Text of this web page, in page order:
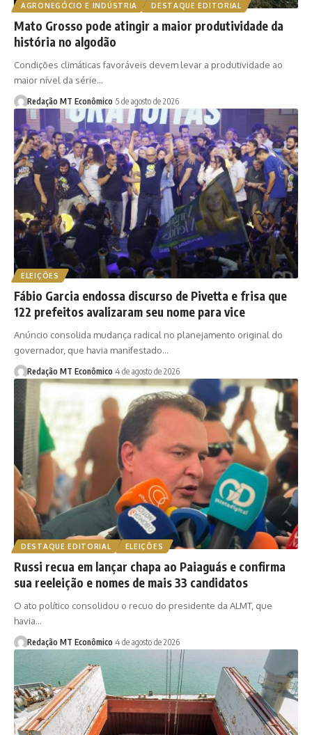
AGRONEGÓCIO E INDÚSTRIA DESTAQUE EDITORIAL
Mato Grosso pode atingir a maior produtividade da
história no algodão
Condições climáticas favoráveis devem levar a produtividade ao
maior nível da série…
Redação MT Econômico 5 de agosto de 2026
ELEIÇÕES
Fábio Garcia endossa discurso de Pivetta e frisa que
122 prefeitos avalizaram seu nome para vice
Anúncio consolida mudança radical no planejamento original do
governador, que havia manifestado…
Redação MT Econômico 4 de agosto de 2026
DESTAQUE EDITORIAL ELEIÇÕES
Russi recua em lançar chapa ao Paiaguás e confirma
sua reeleição e nomes de mais 33 candidatos
O ato político consolidou o recuo do presidente da ALMT, que
havia…
Redação MT Econômico 4 de agosto de 2026